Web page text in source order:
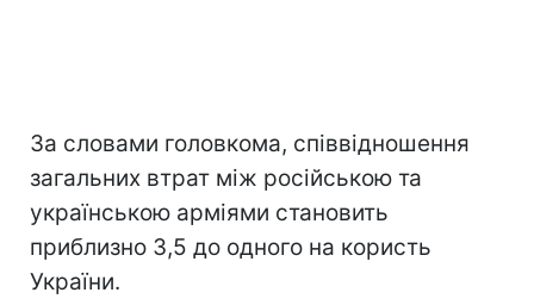
За словами головкома, співвідношення
загальних втрат між російською та
українською арміями становить
приблизно 3,5 до одного на користь
України.